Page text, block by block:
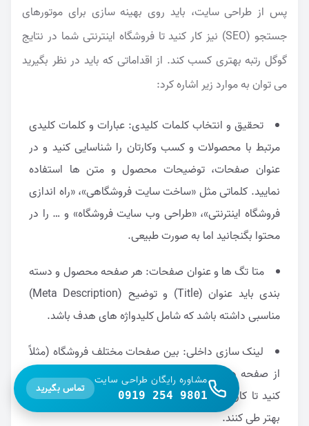
پس از طراحی سایت، باید روی بهینه سازی برای موتورهای
جستجو (SEO) نیز کار کنید تا فروشگاه اینترنتی شما در نتایج
گوگل رتبه بهتری کسب کند. از اقداماتی که باید در نظر بگیرید
می توان به موارد زیر اشاره کرد:
تحقیق و انتخاب کلمات کلیدی: عبارات و کلمات کلیدی
مرتبط با محصولات و کسب وکارتان را شناسایی کنید و در
عنوان صفحات، توضیحات محصول و متن ها استفاده
نمایید. کلماتی مثل «ساخت سایت فروشگاهی»، «راه اندازی
فروشگاه اینترنتی»، «طراحی وب سایت فروشگاه» و … را در
محتوا بگنجانید اما به صورت طبیعی.
متا تگ ها و عنوان صفحات: هر صفحه محصول و دسته
بندی باید عنوان (Title) و توضیح (Meta Description)
مناسبی داشته باشد که شامل کلیدواژه های هدف باشد.
لینک سازی داخلی: بین صفحات مختلف فروشگاه (مثلاً
از صفحه دسته بندی به محصول یا بالعکس) لینک ایجاد
کنید تا کاربران و موتورهای جستجو مسیر وبسایت شما را
بهتر طی کنند.
مشاوره رایگان طراحی سایت
0919 254 9801 تماس بگیرید